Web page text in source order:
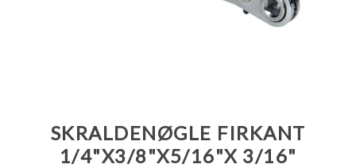
SKRALDENØGLE FIRKANT
1/4"X3/8"X5/16"X 3/16"